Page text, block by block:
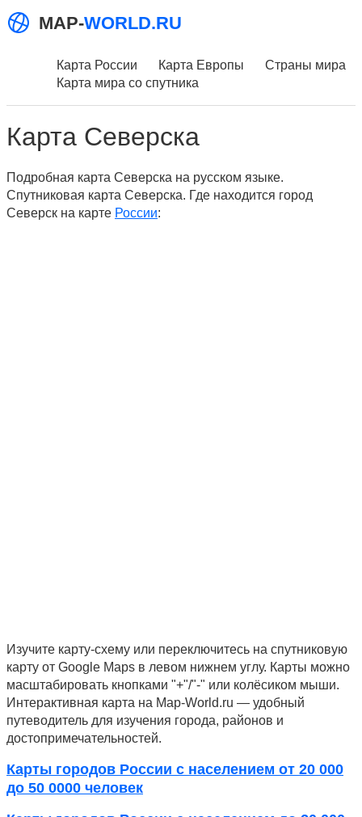
MAP-WORLD.RU
Карта России Карта Европы
Страны мира
Карта мира со спутника
Карта Северска
Подробная карта Северска на русском языке.
Спутниковая карта Северска. Где находится город
Северск на карте России:
Изучите карту-схему или переключитесь на спутниковую
карту от Google Maps в левом нижнем углу. Карты можно
масштабировать кнопками "+"/"-" или колёсиком мыши.
Интерактивная карта на Map-World.ru — удобный
путеводитель для изучения города, районов и
достопримечательностей.
Карты городов России с населением от 20 000
до 50 0000 человек